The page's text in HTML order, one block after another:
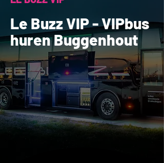
Le Buzz VIP - VIPbus
huren Buggenhout